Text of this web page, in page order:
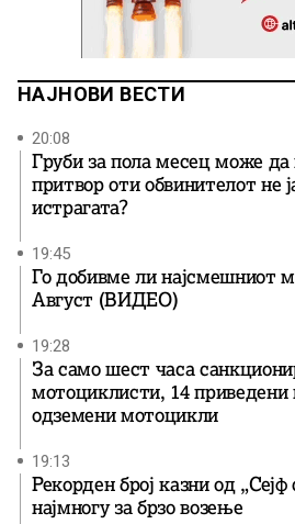
НАЈНОВИ ВЕСТИ
20:08
Груби за пола месец може да
притвор оти обвинителот не
истрагата?
19:45
Го добивме ли најсмешниот
Август (ВИДЕО)
19:28
За само шест часа
мотоциклисти, 14 приведени
одземени мотоцикли
19:13
Рекорден број казни од „Сејф
најмногу за брзо возење